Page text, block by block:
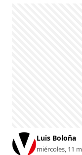
Luis Boloña
miércoles, 11